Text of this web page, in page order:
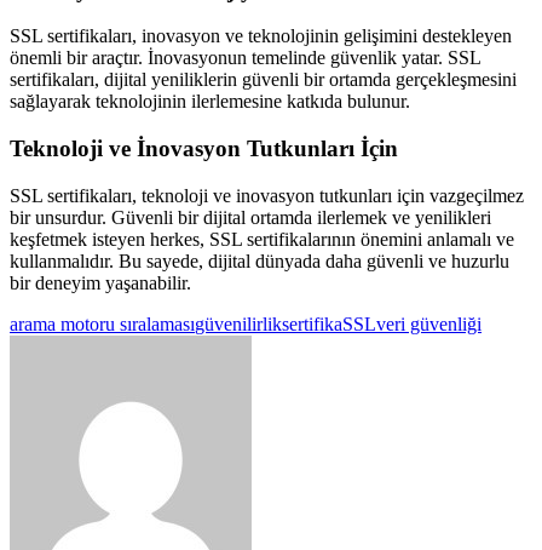
SSL sertifikaları, inovasyon ve teknolojinin gelişimini destekleyen
önemli bir araçtır. İnovasyonun temelinde güvenlik yatar. SSL
sertifikaları, dijital yeniliklerin güvenli bir ortamda gerçekleşmesini
sağlayarak teknolojinin ilerlemesine katkıda bulunur.
Teknoloji ve İnovasyon Tutkunları İçin
SSL sertifikaları, teknoloji ve inovasyon tutkunları için vazgeçilmez
bir unsurdur. Güvenli bir dijital ortamda ilerlemek ve yenilikleri
keşfetmek isteyen herkes, SSL sertifikalarının önemini anlamalı ve
kullanmalıdır. Bu sayede, dijital dünyada daha güvenli ve huzurlu
bir deneyim yaşanabilir.
arama motoru sıralamasıgüvenilirliksertifikaSSLveri güvenliği